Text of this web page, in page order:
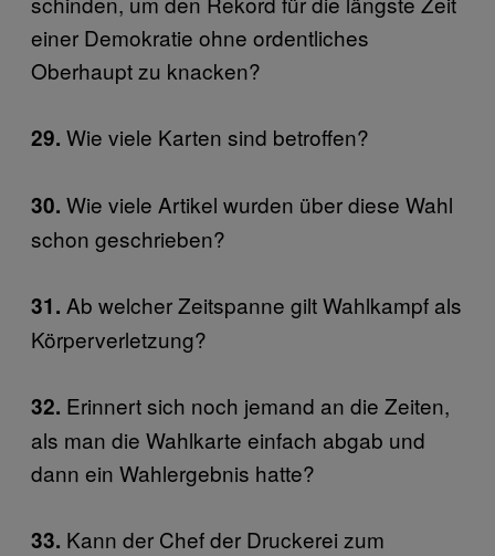
einer Demokratie ohne ordentliches
Oberhaupt zu knacken?
29. Wie viele Karten sind betroffen?
30. Wie viele Artikel wurden über diese Wahl
schon geschrieben?
31. Ab welcher Zeitspanne gilt Wahlkampf als
Körperverletzung?
32. Erinnert sich noch jemand an die Zeiten,
als man die Wahlkarte einfach abgab und
dann ein Wahlergebnis hatte?
33. Kann der Chef der Druckerei zum